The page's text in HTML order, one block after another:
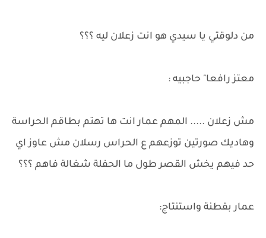
من دلوقتي يا سيدي هو انت زعلان ليه ؟؟؟
معتز رافعا" حاجبيه :
مش زعلان ..... المهم عمار انت ها تهتم بطاقم الحراسة
وهاديك صورتين توزعهم ع الحراس رسلان مش عاوز اي
حد فيهم يخش القصر طول ما الحفلة شغالة فاهم ؟؟؟
عمار بقطنة واستنتاج: